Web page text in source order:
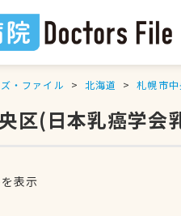
・ファイル 北海道 札幌市
区(日本乳癌学会
表示